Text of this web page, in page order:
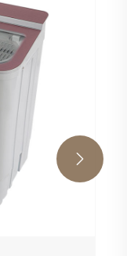
